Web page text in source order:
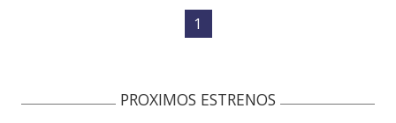
1
PROXIMOS ESTRENOS